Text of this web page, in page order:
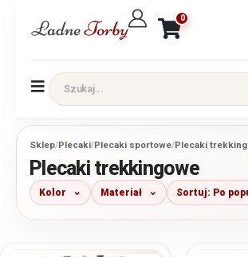
0
Sklep/Plecaki/Plecaki sportowe/Plecaki
Plecaki trekkingowe
Kolor Materiał Sortuj: Po